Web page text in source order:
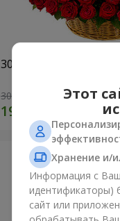
301 красная роза
30 398 грн
Этот
Хранение и/
Информация с
идентификаторы)
сайт или